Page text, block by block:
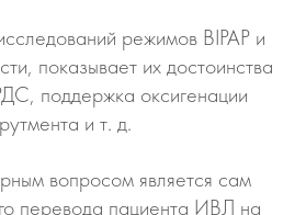
режимов BIPAP и
показывает их достоинства
поддержка оксигенации
и т. д.
вопросом является сам
перевода пациента ИВЛ на